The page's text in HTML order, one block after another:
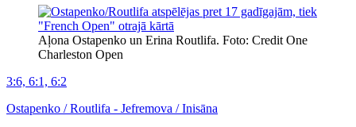
Aļona Ostapenko un Erina Routlifa. Foto: Credit One
Charleston Open
3:6, 6:1, 6:2
Ostapenko / Routlifa - Jefremova / Inisāna